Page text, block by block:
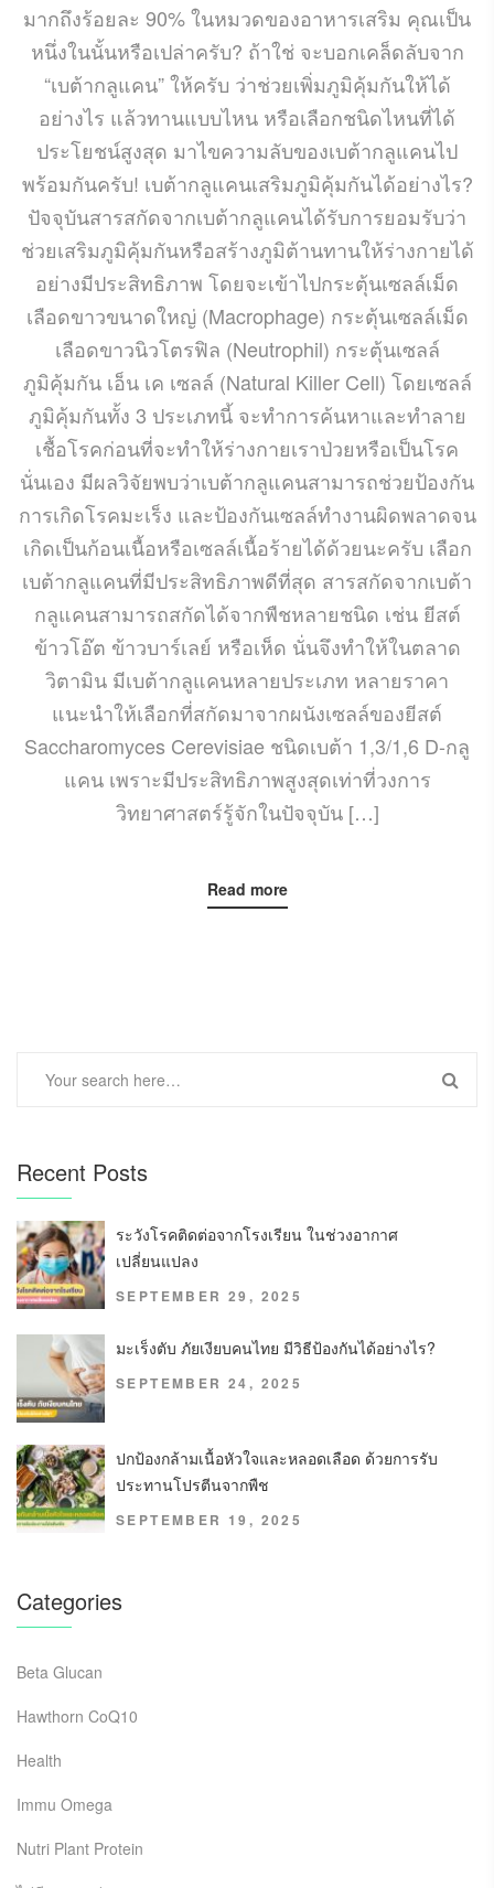
มากถึงร้อยละ 90% ในหมวดของอาหารเสริม คุณเป็น
หนึ่งในนั้นหรือเปล่าครับ? ถ้าใช่ จะบอกเคล็ดลับจาก
“เบต้ากลูแคน” ให้ครับ ว่าช่วยเพิ่มภูมิคุ้มกันให้ได้
อย่างไร แล้วทานแบบไหน หรือเลือกชนิดไหนที่ได้
ประโยชน์สูงสุด มาไขความลับของเบต้ากลูแคนไป
พร้อมกันครับ! เบต้ากลูแคนเสริมภูมิคุ้มกันได้อย่างไร?
ปัจจุบันสารสกัดจากเบต้ากลูแคนได้รับการยอมรับว่า
ช่วยเสริมภูมิคุ้มกันหรือสร้างภูมิต้านทานให้ร่างกายได้
อย่างมีประสิทธิภาพ โดยจะเข้าไปกระตุ้นเซลล์เม็ด
เลือดขาวขนาดใหญ่ (Macrophage) กระตุ้นเซลล์เม็ด
เลือดขาวนิวโตรฟิล (Neutrophil) กระตุ้นเซลล์
ภูมิคุ้มกัน เอ็น เค เซลล์ (Natural Killer Cell) โดยเซลล์
ภูมิคุ้มกันทั้ง 3 ประเภทนี้ จะทำการค้นหาและทำลาย
เชื้อโรคก่อนที่จะทำให้ร่างกายเราป่วยหรือเป็นโรค
นั่นเอง มีผลวิจัยพบว่าเบต้ากลูแคนสามารถช่วยป้องกัน
การเกิดโรคมะเร็ง และป้องกันเซลล์ทำงานผิดพลาดจน
เกิดเป็นก้อนเนื้อหรือเซลล์เนื้อร้ายได้ด้วยนะครับ เลือก
เบต้ากลูแคนที่มีประสิทธิภาพดีที่สุด สารสกัดจากเบต้า
กลูแคนสามารถสกัดได้จากพืชหลายชนิด เช่น ยีสต์
ข้าวโอ๊ต ข้าวบาร์เลย์ หรือเห็ด นั่นจึงทำให้ในตลาด
วิตามิน มีเบต้ากลูแคนหลายประเภท หลายราคา
แนะนำให้เลือกที่สกัดมาจากผนังเซลล์ของยีสต์
Saccharomyces Cerevisiae ชนิดเบต้า 1,3/1,6 D-กลู
แคน เพราะมีประสิทธิภาพสูงสุดเท่าที่วงการ
วิทยาศาสตร์รู้จักในปัจจุบัน […]
Read more
Recent Posts
ระวังโรคติดต่อจากโรงเรียน ในช่วงอากาศ
เปลี่ยนแปลง
SEPTEMBER 29, 2025
มะเร็งตับ ภัยเงียบคนไทย มีวิธีป้องกันได้อย่างไร?
SEPTEMBER 24, 2025
ปกป้องกล้ามเนื้อหัวใจและหลอดเลือด ด้วยการรับ
ประทานโปรตีนจากพืช
SEPTEMBER 19, 2025
Categories
Beta Glucan
Hawthorn CoQ10
Health
Immu Omega
Nutri Plant Protein